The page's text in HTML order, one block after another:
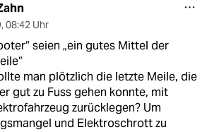
, 08:42 Uhr
seien „ein gutes Mittel der
man plötzlich die letzte Meile, die
gut zu Fuss gehen konnte, mit
zurücklegen? Um
und Elektroschrott zu